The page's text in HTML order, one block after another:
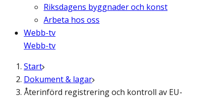
Riksdagens byggnader och konst
Arbeta hos oss
Webb-tv
Webb-tv
Start
Dokument & lagar
Återinförd registrering och kontroll av EU-